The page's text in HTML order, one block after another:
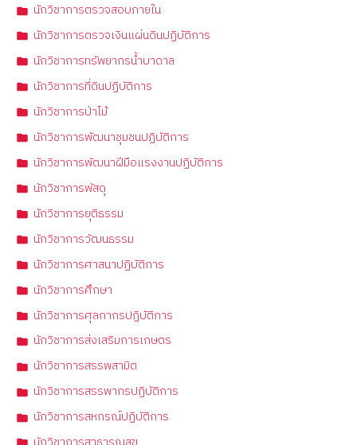
นักวิชาการตรวจสอบภายใน
นักวิชาการตรวจเงินแผ่นดินปฏิบัติการ
นักวิชาการทรัพยากรน้ำบาดาล
นักวิชาการที่ดินปฏิบัติการ
นักวิชาการป่าไม้
นักวิชาการพัฒนาชุมชนปฏิบัติการ
นักวิชาการพัฒนาฝีมือแรงงานปฏิบัติการ
นักวิชาการพัสดุ
นักวิชาการยุติธรรม
นักวิชาการวัฒนธรรม
นักวิชาการศาสนาปฏิบัติการ
นักวิชาการศึกษา
นักวิชาการศุลกากรปฏิบัติการ
นักวิชาการส่งเสริมการเกษตร
นักวิชาการสรรพสามิต
นักวิชาการสรรพากรปฏิบัติการ
นักวิชาการสหกรณ์ปฏิบัติการ